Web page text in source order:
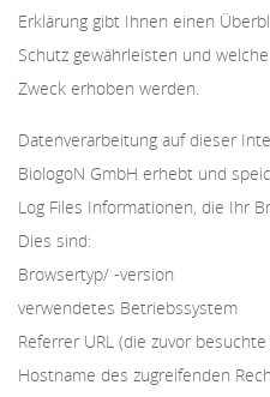
Erklärung gibt Ihnen einen
Schutz gewährleisten und
Zweck erhoben werden.
Datenverarbeitung auf dieser
BiologoN GmbH erhebt und
Log Files Informationen, die Ihr
Dies sind:
Browsertyp/ -version
verwendetes Betriebssystem
Referrer URL (die zuvor
Hostname des zugreifenden